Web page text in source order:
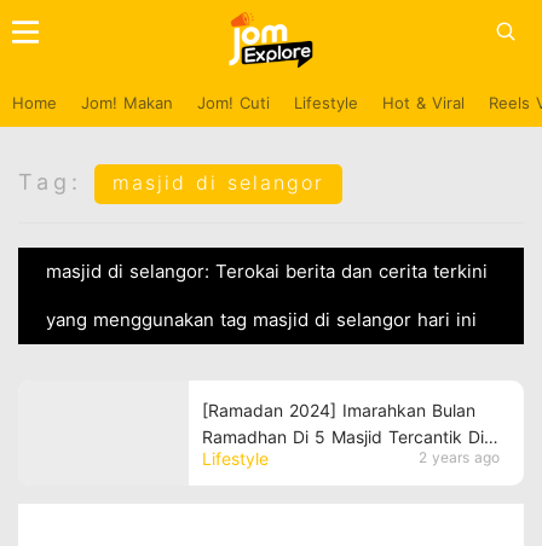
Home Jom! Makan Jom! Cuti Lifestyle Hot & Viral Reels
Tag: masjid di selangor
masjid di selangor: Terokai berita dan cerita terkini
yang menggunakan tag masjid di selangor hari ini
Lifestyle 2 years ago
[Ramadan 2024] Imarahkan Bulan
Ramadhan Di 5 Masjid Tercantik Di
Negeri Selangor